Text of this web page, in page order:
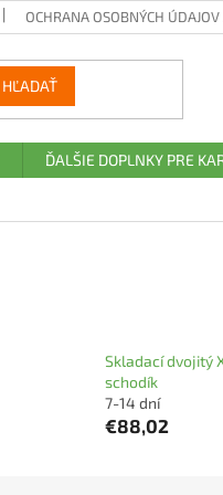
OCHRANA OSOBNÝCH ÚDAJOV
HĽADAŤ
ĎALŠIE DOPLNKY PRE
Skladací dvojitý
schodík
7-14 dní
€88,02